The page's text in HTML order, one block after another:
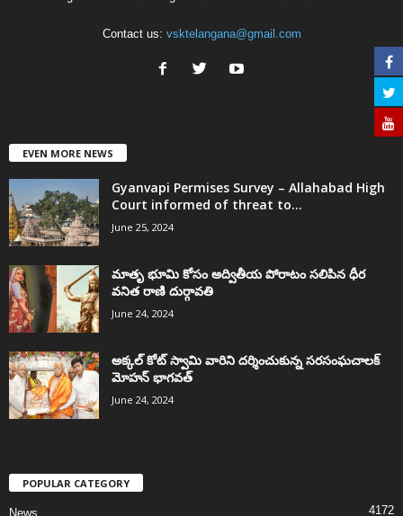
Contact us: vsktelangana@gmail.com
EVEN MORE NEWS
Gyanvapi Permises Survey – Allahabad High
Court informed of threat to...
June 25, 2024
మాతృ భూమి కోసం అద్వితీయ పోరాటం సలిపిన ధీర
వనిత రాణి దుర్గావతి
June 24, 2024
అక్కల్‌ కోట్‌ స్వామి వారిని దర్శించుకున్న సరసంఘచాలక్
మోహన్ భాగవత్
June 24, 2024
POPULAR CATEGORY
News 4172